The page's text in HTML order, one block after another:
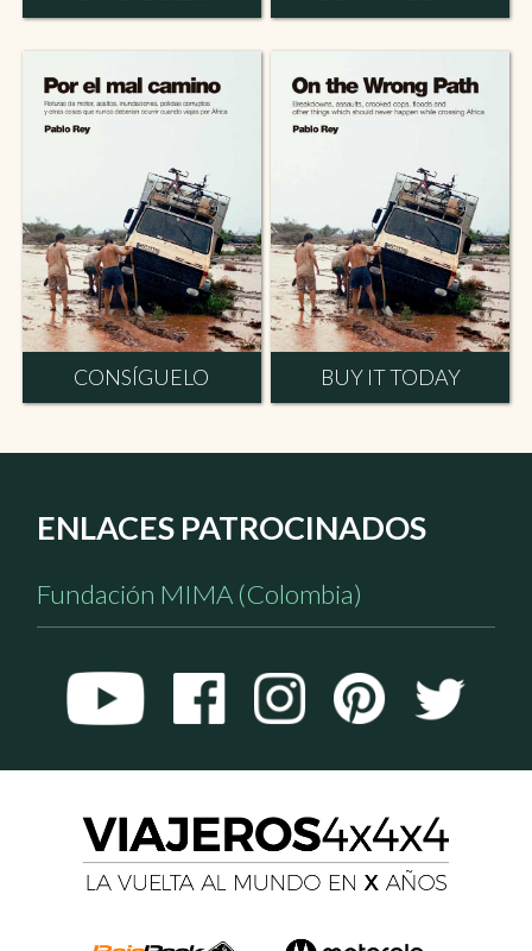
CONSÍGUELO BUY IT TODAY
ENLACES PATROCINADOS
Fundación MIMA (Colombia)